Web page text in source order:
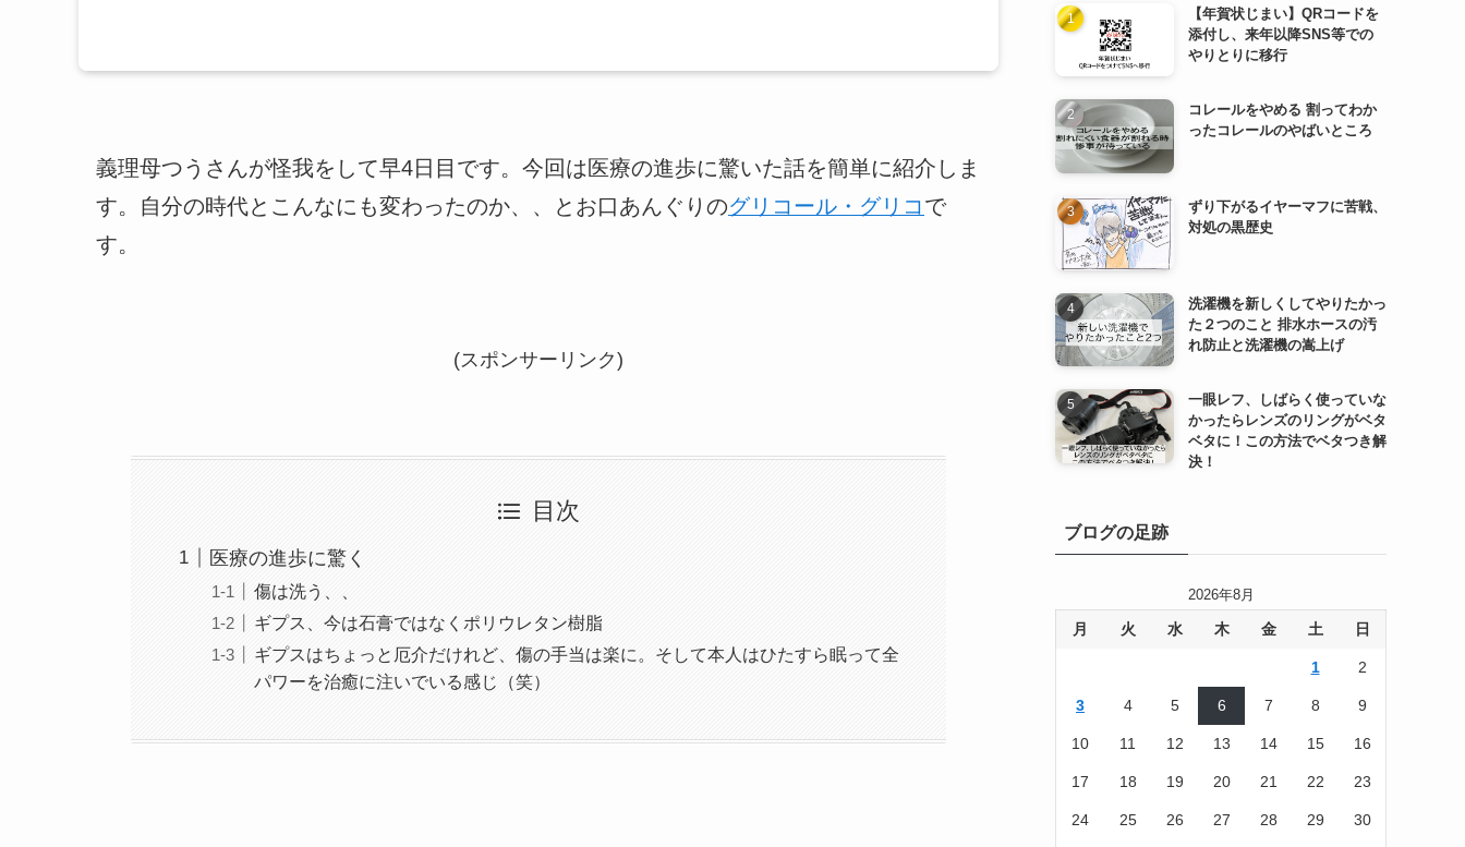
義理母つうさんが怪我をして早4日目です。今回は医療の進歩に驚いた話を簡単に紹介しま
す。自分の時代とこんなにも変わったのか、、とお口あんぐりのグリコール・グリコで
す。
(スポンサーリンク)
目次
医療の進歩に驚く
傷は洗う、、
ギプス、今は石膏ではなくポリウレタン樹脂
ギプスはちょっと厄介だけれど、傷の手当は楽に。そして本人はひたすら眠って全
パワーを治癒に注いでいる感じ（笑）
【年賀状じまい】QRコードを
添付し、来年以降SNS等での
やりとりに移行
コレールをやめる 割ってわか
ったコレールのやばいところ
ずり下がるイヤーマフに苦戦、
対処の黒歴史
洗濯機を新しくしてやりたかっ
た２つのこと 排水ホースの汚
れ防止と洗濯機の嵩上げ
一眼レフ、しばらく使っていな
かったらレンズのリングがベタ
ベタに！この方法でベタつき解
決！
ブログの足跡
2026年8月
月 火 水 木 金 土 日
1 2
3 4 5 6 7 8 9
10 11 12 13 14 15 16
17 18 19 20 21 22 23
24 25 26 27 28 29 30